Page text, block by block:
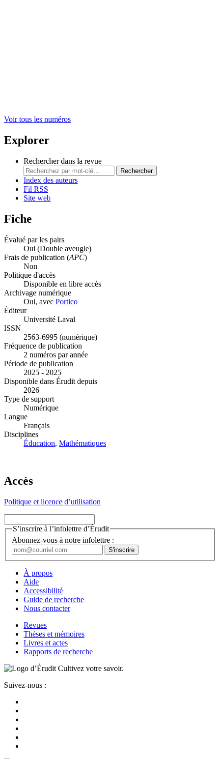
Voir tous les numéros
Explorer
Rechercher dans la revue
Rechercher
Index des auteurs
Fil RSS
Site web
Fiche
Évalué par les pairs
Oui (Double aveugle)
Frais de publication (APC)
Non
Politique d'accès
Disponible en libre accès
Archivage numérique
Oui, avec Portico
Éditeur
Université Laval
ISSN
2563-6995 (numérique)
Fréquence de publication
2 numéros par année
Période de publication
2025 - 2025
Disponible dans Érudit depuis
2026
Type de support
Numérique
Langue
Français
Disciplines
Éducation, Mathématiques
Accès
Politique et licence d’utilisation
S’inscrire à l’infolettre d’Érudit
Abonnez-vous à notre infolettre :
À propos
Aide
Accessibilité
Guide de recherche
Nous contacter
Revues
Thèses et mémoires
Livres et actes
Rapports de recherche
Cultivez votre savoir.
Suivez-nous :